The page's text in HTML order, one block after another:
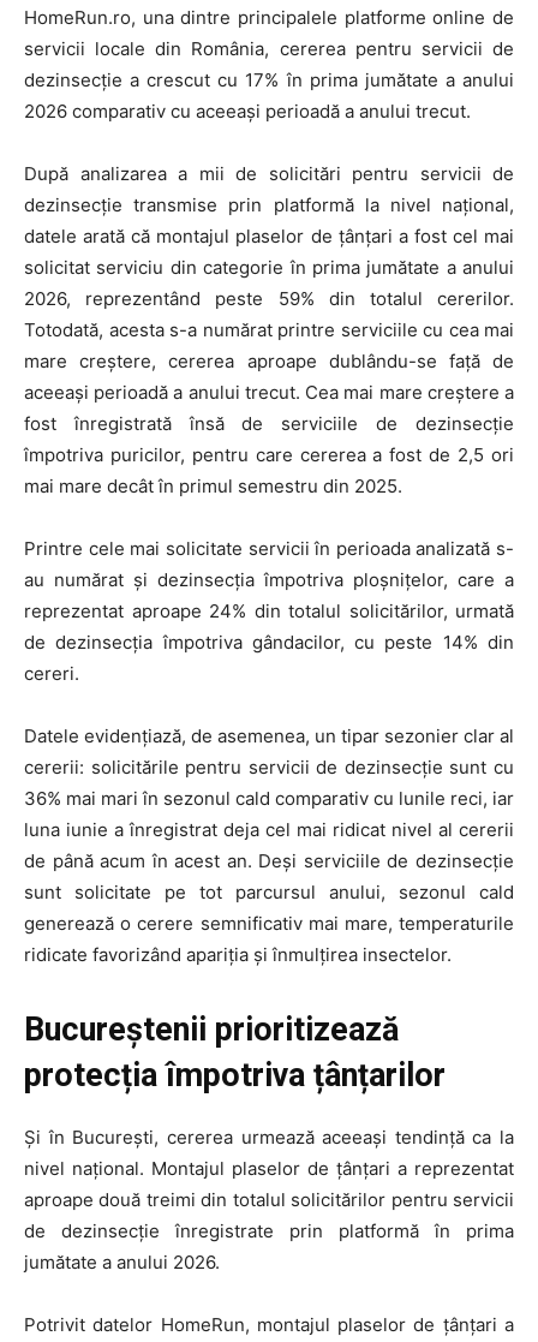
HomeRun.ro, una dintre principalele platforme online de
servicii locale din România, cererea pentru servicii de
dezinsecție a crescut cu 17% în prima jumătate a anului
2026 comparativ cu aceeași perioadă a anului trecut.
După analizarea a mii de solicitări pentru servicii de
dezinsecție transmise prin platformă la nivel național,
datele arată că montajul plaselor de țânțari a fost cel mai
solicitat serviciu din categorie în prima jumătate a anului
2026, reprezentând peste 59% din totalul cererilor.
Totodată, acesta s-a numărat printre serviciile cu cea mai
mare creștere, cererea aproape dublându-se față de
aceeași perioadă a anului trecut. Cea mai mare creștere a
fost înregistrată însă de serviciile de dezinsecție
împotriva puricilor, pentru care cererea a fost de 2,5 ori
mai mare decât în primul semestru din 2025.
Printre cele mai solicitate servicii în perioada analizată s-
au numărat și dezinsecția împotriva ploșnițelor, care a
reprezentat aproape 24% din totalul solicitărilor, urmată
de dezinsecția împotriva gândacilor, cu peste 14% din
cereri.
Datele evidențiază, de asemenea, un tipar sezonier clar al
cererii: solicitările pentru servicii de dezinsecție sunt cu
36% mai mari în sezonul cald comparativ cu lunile reci, iar
luna iunie a înregistrat deja cel mai ridicat nivel al cererii
de până acum în acest an. Deși serviciile de dezinsecție
sunt solicitate pe tot parcursul anului, sezonul cald
generează o cerere semnificativ mai mare, temperaturile
ridicate favorizând apariția și înmulțirea insectelor.
Bucureștenii prioritizează
protecția împotriva țânțarilor
Și în București, cererea urmează aceeași tendință ca la
nivel național. Montajul plaselor de țânțari a reprezentat
aproape două treimi din totalul solicitărilor pentru servicii
de dezinsecție înregistrate prin platformă în prima
jumătate a anului 2026.
Potrivit datelor HomeRun, montajul plaselor de țânțari a